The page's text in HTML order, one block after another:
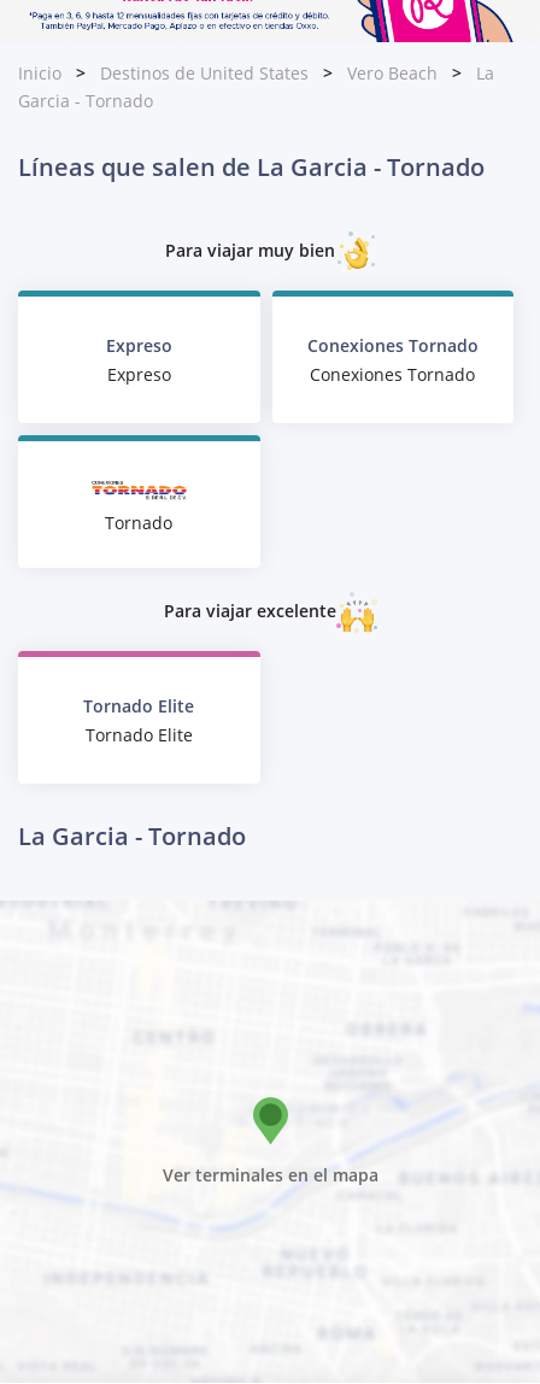
Inicio Destinos de United States Vero Beach
La
Garcia - Tornado
Líneas que salen de La Garcia - Tornado
Para viajar muy bien
Expreso
Expreso
Conexiones Tornado
Conexiones Tornado
Tornado
Para viajar excelente
Tornado Elite
Tornado Elite
La Garcia - Tornado
Ver terminales en el mapa